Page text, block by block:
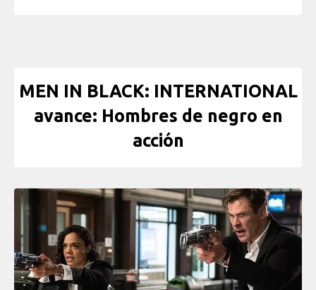
MEN IN BLACK: INTERNATIONAL
avance: Hombres de negro en
acción